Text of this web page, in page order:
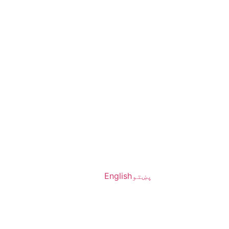
پښتوEnglish